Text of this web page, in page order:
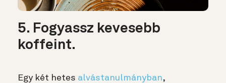
5. Fogyassz kevesebb
koffeint.
Egy két hetes alvástanulmányban,